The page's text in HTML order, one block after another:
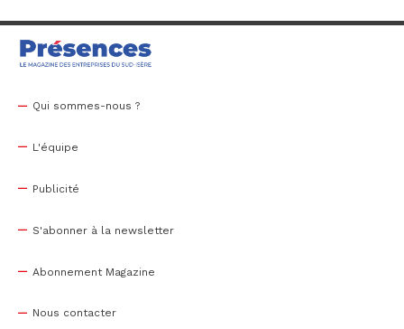
Qui sommes-nous ?
L'équipe
Publicité
S'abonner à la newsletter
Abonnement Magazine
Nous contacter